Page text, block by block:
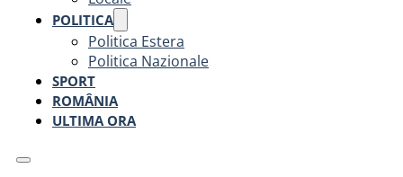
POLITICA
Politica Estera
Politica Nazionale
SPORT
ROMÂNIA
ULTIMA ORA